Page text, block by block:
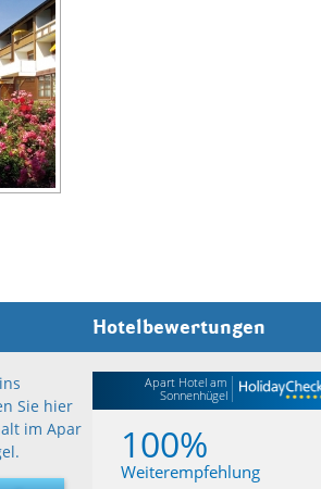
Sie hier
im Apart
Hotelbewertungen
Apart Hotel am
Sonnenhügel
100%
Weiterempfehlung